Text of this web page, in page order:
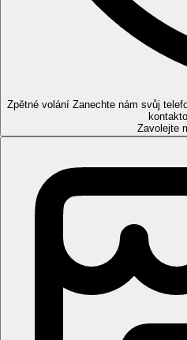
Zpětné volání Zanechte nám svůj
Zavolejte